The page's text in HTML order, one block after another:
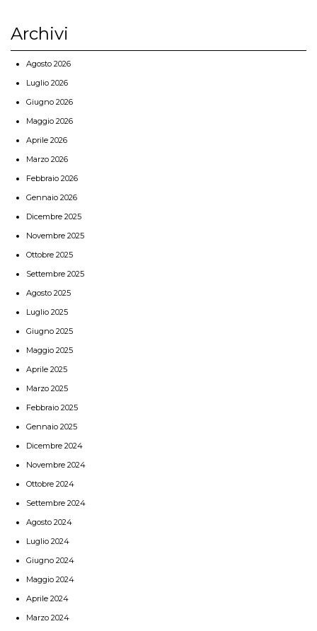
Archivi
Agosto 2026
Luglio 2026
Giugno 2026
Maggio 2026
Aprile 2026
Marzo 2026
Febbraio 2026
Gennaio 2026
Dicembre 2025
Novembre 2025
Ottobre 2025
Settembre 2025
Agosto 2025
Luglio 2025
Giugno 2025
Maggio 2025
Aprile 2025
Marzo 2025
Febbraio 2025
Gennaio 2025
Dicembre 2024
Novembre 2024
Ottobre 2024
Settembre 2024
Agosto 2024
Luglio 2024
Giugno 2024
Maggio 2024
Aprile 2024
Marzo 2024